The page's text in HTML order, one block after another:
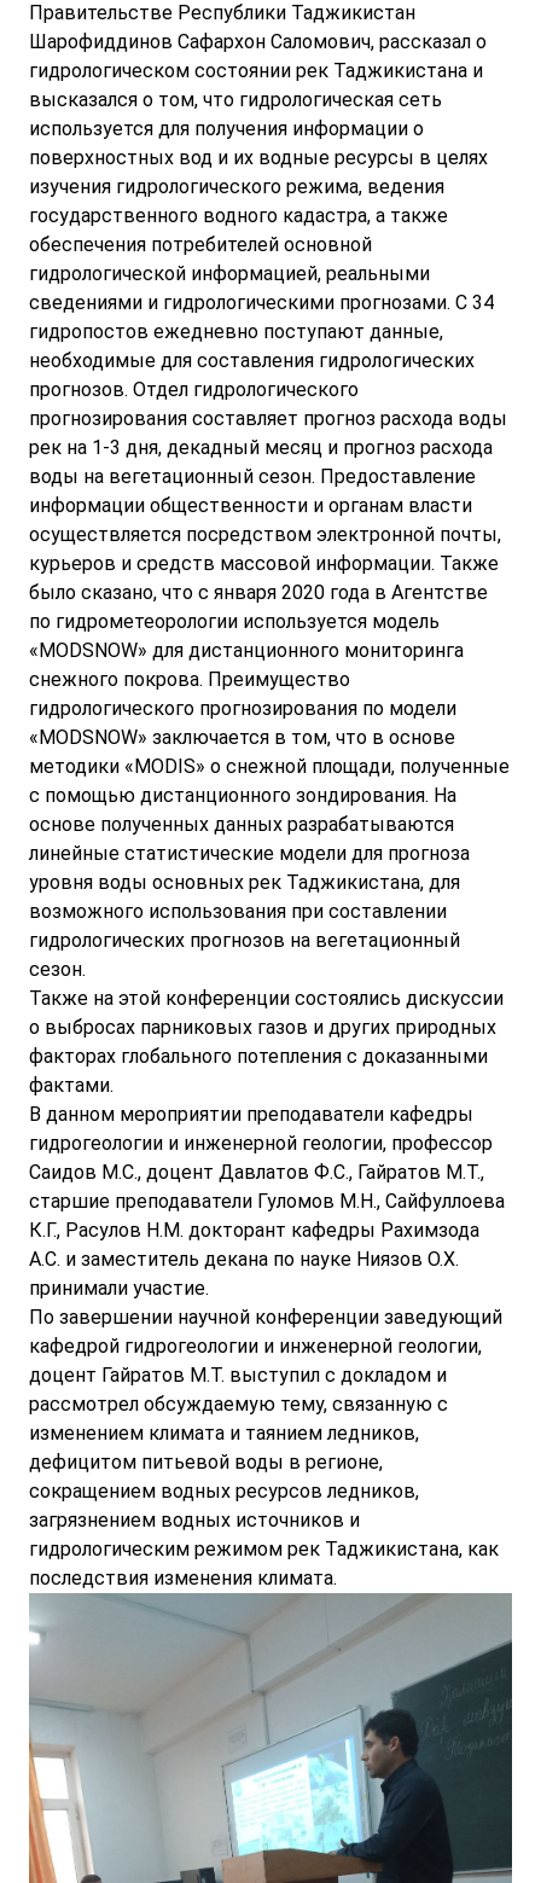
Правительстве Республики Таджикистан
Шарофиддинов Сафархон Саломович, рассказал о
гидрологическом состоянии рек Таджикистана и
высказался о том, что гидрологическая сеть
используется для получения информации о
поверхностных вод и их водные ресурсы в целях
изучения гидрологического режима, ведения
государственного водного кадастра, а также
обеспечения потребителей основной
гидрологической информацией, реальными
сведениями и гидрологическими прогнозами. С 34
гидропостов ежедневно поступают данные,
необходимые для составления гидрологических
прогнозов. Отдел гидрологического
прогнозирования составляет прогноз расхода воды
рек на 1-3 дня, декадный месяц и прогноз расхода
воды на вегетационный сезон. Предоставление
информации общественности и органам власти
осуществляется посредством электронной почты,
курьеров и средств массовой информации. Также
было сказано, что с января 2020 года в Агентстве
по гидрометеорологии используется модель
«MODSNOW» для дистанционного мониторинга
снежного покрова. Преимущество
гидрологического прогнозирования по модели
«MODSNOW» заключается в том, что в основе
методики «MODIS» о снежной площади, полученные
с помощью дистанционного зондирования. На
основе полученных данных разрабатываются
линейные статистические модели для прогноза
уровня воды основных рек Таджикистана, для
возможного использования при составлении
гидрологических прогнозов на вегетационный
сезон.
Также на этой конференции состоялись дискуссии
о выбросах парниковых газов и других природных
факторах глобального потепления с доказанными
фактами.
В данном мероприятии преподаватели кафедры
гидрогеологии и инженерной геологии, профессор
Саидов М.С., доцент Давлатов Ф.С., Гайратов М.Т.,
старшие преподаватели Гуломов М.Н., Сайфуллоева
К.Г., Расулов ​​Н.М. докторант кафедры Рахимзода
А.С. и заместитель декана по науке Ниязов О.Х.
принимали участие.
По завершении научной конференции заведующий
кафедрой гидрогеологии и инженерной геологии,
доцент Гайратов М.Т. выступил с докладом и
рассмотрел обсуждаемую тему, связанную с
изменением климата и таянием ледников,
дефицитом питьевой воды в регионе,
сокращением водных ресурсов ледников,
загрязнением водных источников и
гидрологическим режимом рек Таджикистана, как
последствия изменения климата.